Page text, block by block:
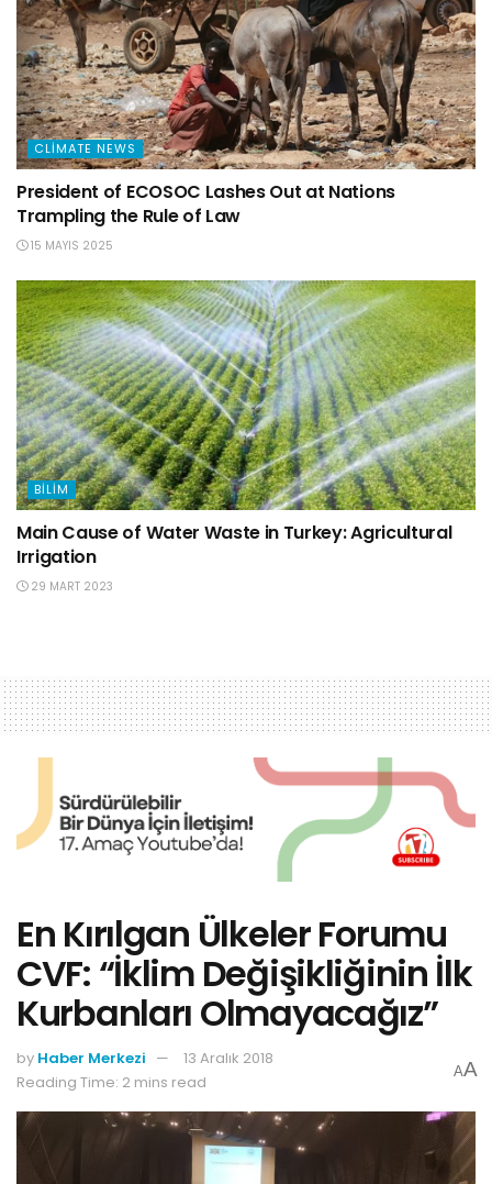
CLIMATE NEWS
President of ECOSOC Lashes Out at Nations
Trampling the Rule of Law
15 MAYIS 2025
BILIM
Main Cause of Water Waste in Turkey: Agricultural
Irrigation
29 MART 2023
En Kırılgan Ülkeler Forumu
CVF: “İklim Değişikliğinin İlk
Kurbanları Olmayacağız”
by Haber Merkezi
13 Aralık 2018
Reading Time: 2 mins read
AA